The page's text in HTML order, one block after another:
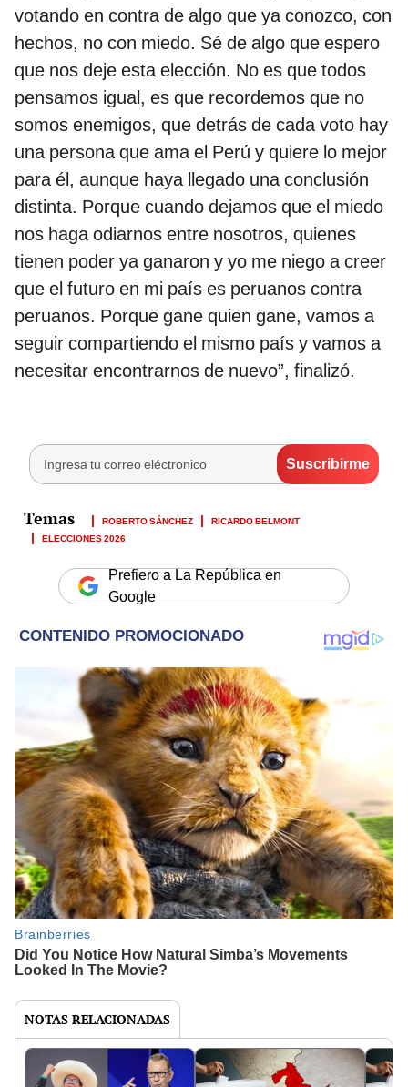
votando en contra de algo que ya conozco, con
hechos, no con miedo. Sé de algo que espero
que nos deje esta elección. No es que todos
pensamos igual, es que recordemos que no
somos enemigos, que detrás de cada voto hay
una persona que ama el Perú y quiere lo mejor
para él, aunque haya llegado una conclusión
distinta. Porque cuando dejamos que el miedo
nos haga odiarnos entre nosotros, quienes
tienen poder ya ganaron y yo me niego a creer
que el futuro en mi país es peruanos contra
peruanos. Porque gane quien gane, vamos a
seguir compartiendo el mismo país y vamos a
necesitar encontrarnos de nuevo”, finalizó.
ROBERTO SÁNCHEZ
RICARDO BELMONT
ELECCIONES 2026
Prefiero a La República en
Google
NOTAS RELACIONADAS